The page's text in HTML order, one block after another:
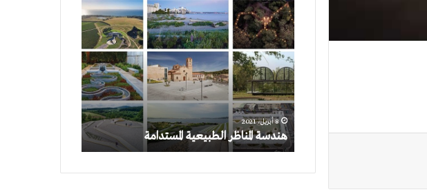
هندسة
المناظر
الطبيعية
المستدامة
8 أبريل، 2021
هندسة المناظر الطبيعية المستدامة